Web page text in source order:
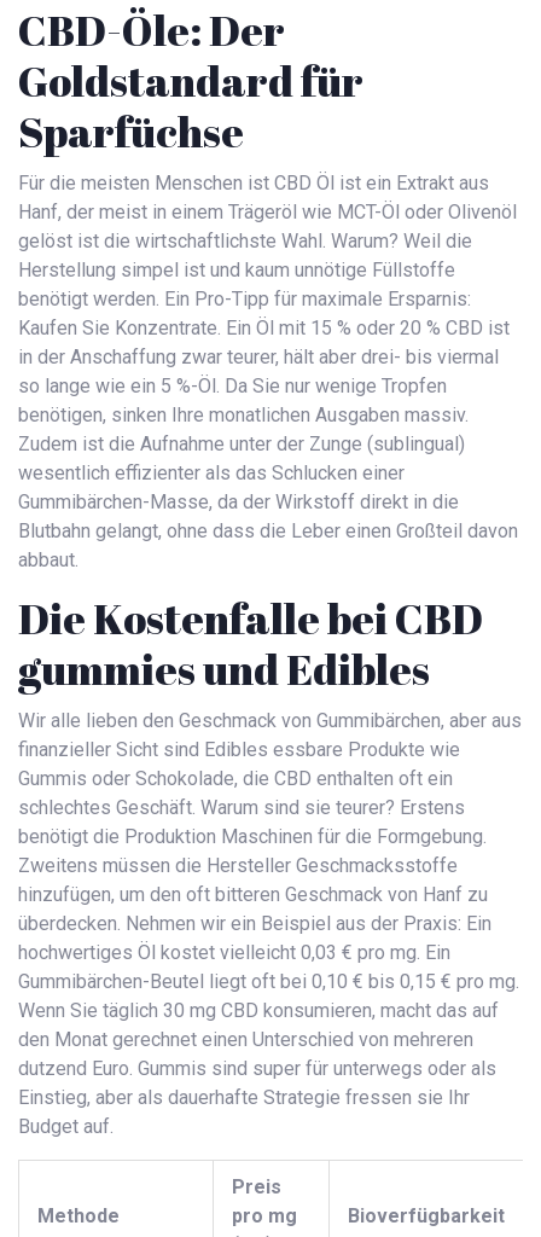
CBD-Öle: Der
Goldstandard für
Sparfüchse
Für die meisten Menschen ist CBD Öl ist ein Extrakt aus
Hanf, der meist in einem Trägeröl wie MCT-Öl oder Olivenöl
gelöst ist die wirtschaftlichste Wahl. Warum? Weil die
Herstellung simpel ist und kaum unnötige Füllstoffe
benötigt werden. Ein Pro-Tipp für maximale Ersparnis:
Kaufen Sie Konzentrate. Ein Öl mit 15 % oder 20 % CBD ist
in der Anschaffung zwar teurer, hält aber drei- bis viermal
so lange wie ein 5 %-Öl. Da Sie nur wenige Tropfen
benötigen, sinken Ihre monatlichen Ausgaben massiv.
Zudem ist die Aufnahme unter der Zunge (sublingual)
wesentlich effizienter als das Schlucken einer
Gummibärchen-Masse, da der Wirkstoff direkt in die
Blutbahn gelangt, ohne dass die Leber einen Großteil davon
abbaut.
Die Kostenfalle bei CBD
gummies und Edibles
Wir alle lieben den Geschmack von Gummibärchen, aber aus
finanzieller Sicht sind Edibles essbare Produkte wie
Gummis oder Schokolade, die CBD enthalten oft ein
schlechtes Geschäft. Warum sind sie teurer? Erstens
benötigt die Produktion Maschinen für die Formgebung.
Zweitens müssen die Hersteller Geschmacksstoffe
hinzufügen, um den oft bitteren Geschmack von Hanf zu
überdecken. Nehmen wir ein Beispiel aus der Praxis: Ein
hochwertiges Öl kostet vielleicht 0,03 € pro mg. Ein
Gummibärchen-Beutel liegt oft bei 0,10 € bis 0,15 € pro mg.
Wenn Sie täglich 30 mg CBD konsumieren, macht das auf
den Monat gerechnet einen Unterschied von mehreren
dutzend Euro. Gummis sind super für unterwegs oder als
Einstieg, aber als dauerhafte Strategie fressen sie Ihr
Budget auf.
Methode
Preis
pro mg
Bioverfügbarkeit